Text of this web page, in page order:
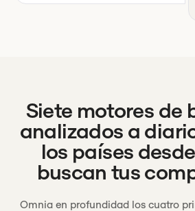
Siete motores de
analizados a
los países
buscan tus
Omnia en profundidad los cuatro